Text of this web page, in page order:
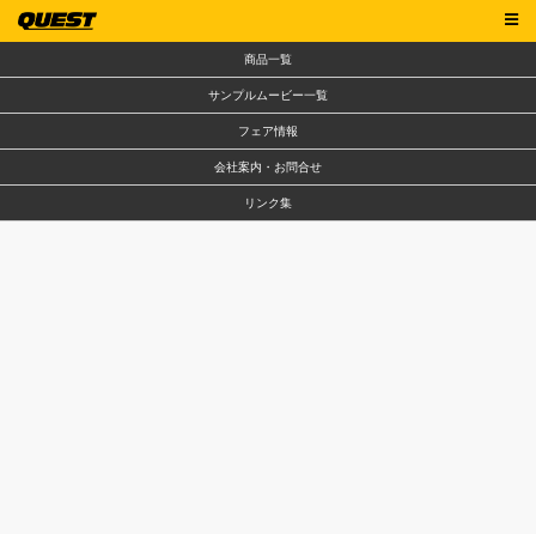
商品一覧
サンプルムービー一覧
フェア情報
会社案内・お問合せ
リンク集